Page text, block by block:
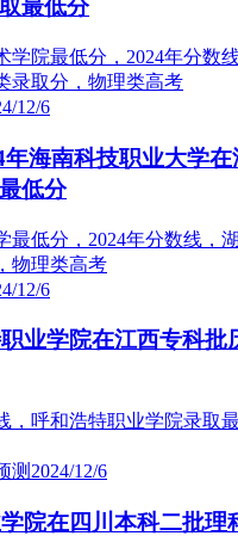
最低分
12/6
年海南科技职业大学
低分
12/6
业学院在江西专科批
测 2024/12/6
院在四川本科二批理